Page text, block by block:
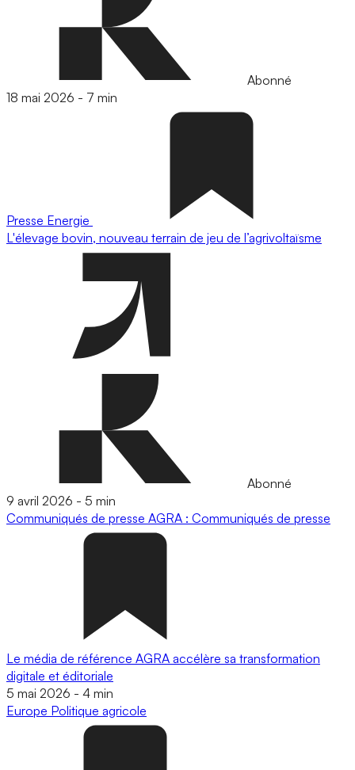
Abonné
18 mai 2026 - 7 min
Presse Energie
L'élevage bovin, nouveau terrain de jeu de l’agrivoltaïsme
Abonné
9 avril 2026 - 5 min
Communiqués de presse AGRA : Communiqués de presse
Le média de référence AGRA accélère sa transformation
digitale et éditoriale
5 mai 2026 - 4 min
Europe Politique agricole